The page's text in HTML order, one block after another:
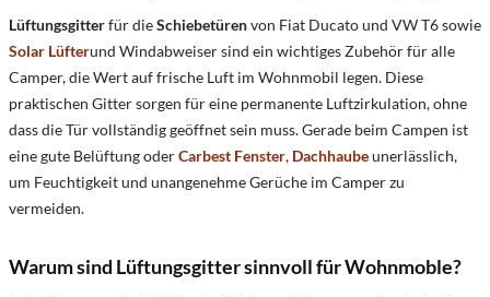
Lüftungsgitterfür dieSchiebetürenvon Fiat Ducato und VW T6 sowie
Solar Lüfterund Windabweiser sind ein wichtiges Zubehör für alle
Camper, die Wert auf frische Luft im Wohnmobil legen. Diese
praktischen Gitter sorgen für eine permanente Luftzirkulation, ohne
dass die Tür vollständig geöffnet sein muss. Gerade beim Campen ist
eine gute Belüftung oderCarbest Fenster, Dachhaubeunerlässlich,
um Feuchtigkeit und unangenehme Gerüche im Camper zu
vermeiden.
Warum sind Lüftungsgitter sinnvoll für Wohnmoble?